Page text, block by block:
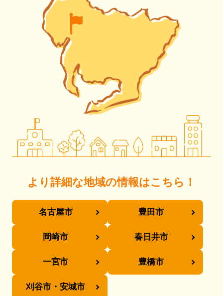
より詳細な地域の情報はこちら！
名古屋市 豊田市
岡崎市 春日井市
一宮市 豊橋市
刈谷市・安城市